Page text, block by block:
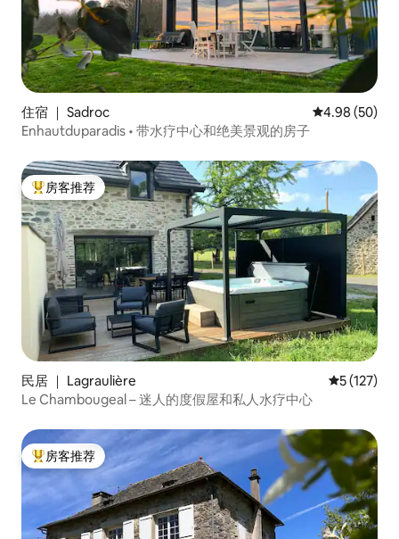
住宿 ｜ Sadroc 平均评分 4.98
4.98 (50)
Enhautduparadis • 带水疗中心和绝美景观的房子
热门「房客推荐」
房客推荐
民居 ｜ Lagraulière 平均评分 5
5 (127)
Le Chambougeal – 迷人的度假屋和私人水疗中心
热门「房客推荐」
房客推荐